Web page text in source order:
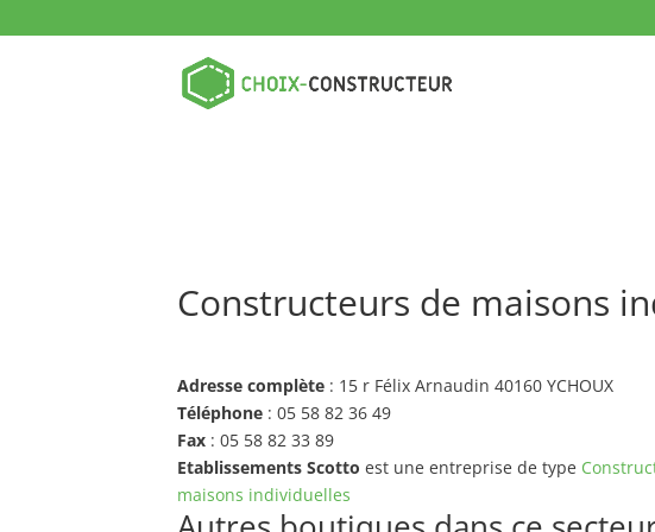
Constructeurs de maisons
Adresse complète : 15 r Félix Arnaudin 40160 YCHOUX
Téléphone : 05 58 82 36 49
Fax : 05 58 82 33 89
Etablissements Scotto est une entreprise de type
maisons individuelles